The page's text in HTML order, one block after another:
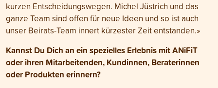
kurzen Entscheidungswegen. Michel Jüstrich und das
ganze Team sind offen für neue Ideen und so ist auch
unser Beirats-Team innert kürzester Zeit entstanden.»
Kannst Du Dich an ein spezielles Erlebnis mit ANiFiT
oder ihren Mitarbeitenden, Kundinnen, Beraterinnen
oder Produkten erinnern?